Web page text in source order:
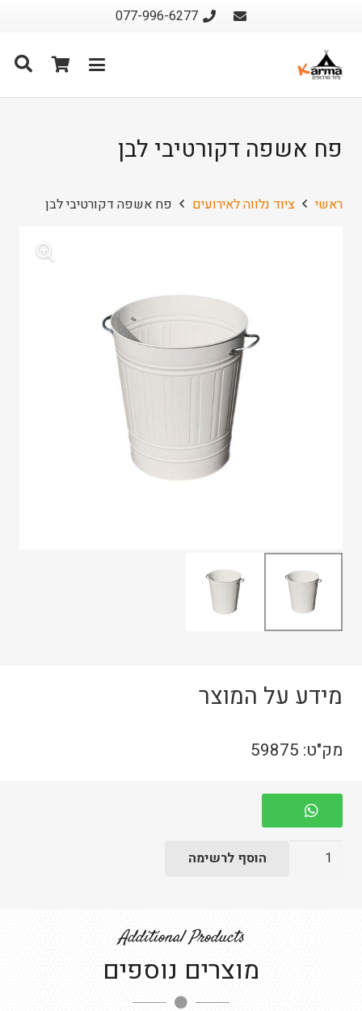
077-996-6277
פח אשפה דקורטיבי לבן
ראשי ציוד נלווה לאירועים פח אשפה דקורטיבי לבן
מידע על המוצר
מק"ט: 59875
כמות
הוסף לרשימה
Additional Products
מוצרים נוספים